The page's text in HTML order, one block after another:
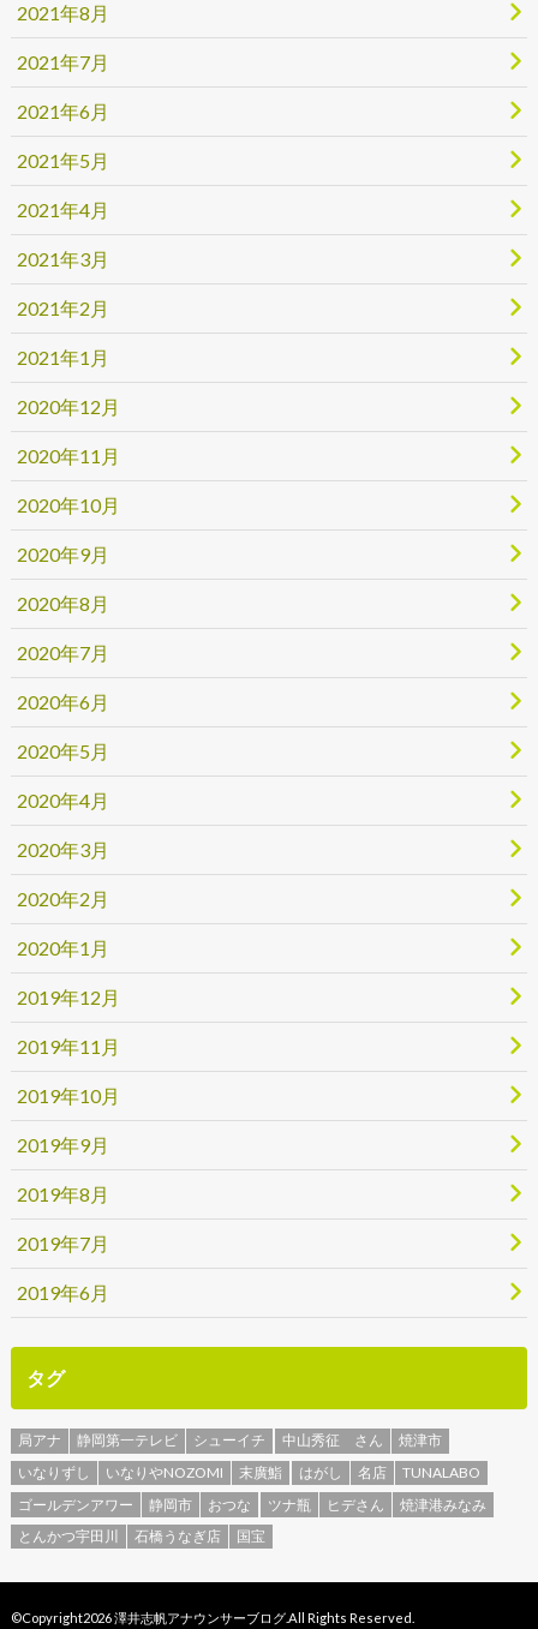
2021年8月
2021年7月
2021年6月
2021年5月
2021年4月
2021年3月
2021年2月
2021年1月
2020年12月
2020年11月
2020年10月
2020年9月
2020年8月
2020年7月
2020年6月
2020年5月
2020年4月
2020年3月
2020年2月
2020年1月
2019年12月
2019年11月
2019年10月
2019年9月
2019年8月
2019年7月
2019年6月
タグ
局アナ 静岡第一テレビ シューイチ 中山秀征 さん
焼津市
いなりずし
いなりやNOZOMI 末廣鮨 はがし 名店
TUNALABO
ゴールデンアワー
静岡市 おつな ツナ瓶 ヒデさん
焼津港みなみ
とんかつ宇田川
石橋うなぎ店 国宝
©Copyright2026澤井志帆アナウンサーブログ.All Rights Reserved.